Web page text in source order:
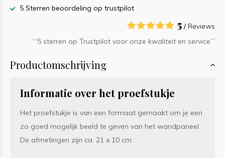
5 Sterren beoordeling op trustpilot
5 / Reviews
‘“5 sterren op Trustpilot voor onze kwaliteit en service”’
Productomschrijving
Informatie over het proefstukje
Het proefstukje is van een formaat gemaakt om je een
zo goed mogelijk beeld te geven van het wandpaneel.
De afmetingen zijn ca. 21 x 10 cm.